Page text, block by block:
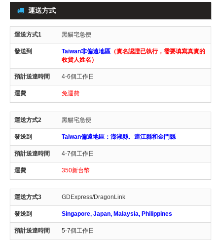
運送方式
黑貓宅急便
Taiwan非偏遠地區 （實名認證已執行，需要填寫真實的
收貨人姓名）
4-6個工作日
免運費
黑貓宅急便
Taiwan偏遠地區：澎湖縣、連江縣和金門縣
4-7個工作日
350新台幣
GDExpress/DragonLink
Singapore, Japan, Malaysia, Philippines
5-7個工作日